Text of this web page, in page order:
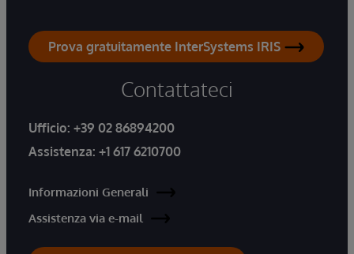
Prova gratuitamente InterSystems IRIS
Contattateci
Ufficio: +39 02 86894200
Assistenza: +1 617 6210700
Informazioni Generali
Assistenza via e-mail